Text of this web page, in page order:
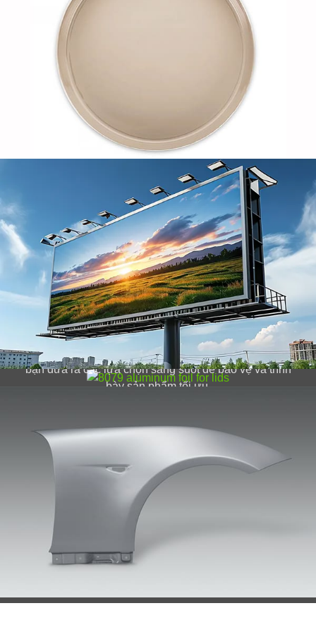
Tấm nhôm cho quảng cáo cung cấp sự kết hợp tuyệt
vời của độ bền, khiếu thẩm mỹ, và tính linh hoạt. Độ
phản xạ cao của họ, Khả năng chống thời tiết, Và khả
năng được hình thành thành nhiều hình dạng khác
nhau khiến chúng trở nên lý tưởng cho cả các ứng
8079 lá nhôm cho nắp
Tìm hiểu mọi thứ về 8079 Lá nhôm cho nắp đậy từ
khoa học vật liệu đến các ứng dụng thực tế đảm bảo
bạn đưa ra các lựa chọn sáng suốt để bảo vệ và trình
bày sản phẩm tối ưu.
Tấm nhôm cho chắn bùn ô tô
Chắn bùn ô tô (còn được gọi là tấm lá hoặc tấm chắn
bùn) là bộ phận quan trọng của ngoại thất xe. Chức
năng chính của chúng là che bánh xe và bảo vệ thân
xe khỏi bùn bắn vào, Nước, cát, và các đồ vật khác.